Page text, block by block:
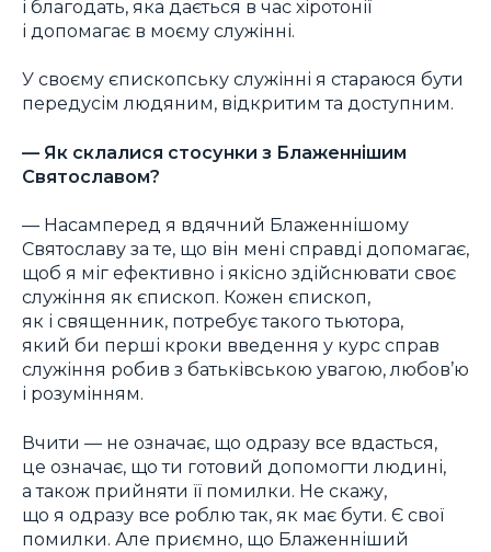
і благодать, яка дається в час хіротонії
і допомагає в моєму служінні.
У своєму єпископську служінні я стараюся бути
передусім людяним, відкритим та доступним.
— Як склалися стосунки з Блаженнішим
Святославом?
— Насамперед я вдячний Блаженнішому
Святославу за те, що він мені справді допомагає,
щоб я міг ефективно і якісно здійснювати своє
служіння як єпископ. Кожен єпископ,
як і священник, потребує такого тьютора,
який би перші кроки введення у курс справ
служіння робив з батьківською увагою, любов’ю
і розумінням.
Вчити — не означає, що одразу все вдасться,
це означає, що ти готовий допомогти людині,
а також прийняти її помилки. Не скажу,
що я одразу все роблю так, як має бути. Є свої
помилки. Але приємно, що Блаженніший